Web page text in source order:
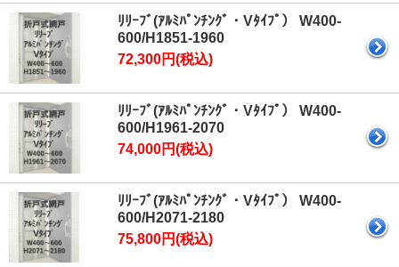
ﾘﾘｰﾌﾞ(ｱﾙﾐﾊﾟﾝﾁﾝｸﾞ・Vﾀｲﾌﾟ） W400-
600/H1851-1960
72,300円(税込)
ﾘﾘｰﾌﾞ(ｱﾙﾐﾊﾟﾝﾁﾝｸﾞ・Vﾀｲﾌﾟ） W400-
600/H1961-2070
74,000円(税込)
ﾘﾘｰﾌﾞ(ｱﾙﾐﾊﾟﾝﾁﾝｸﾞ・Vﾀｲﾌﾟ） W400-
600/H2071-2180
75,800円(税込)